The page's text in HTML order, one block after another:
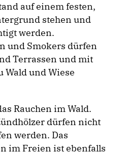
auf einem festen,
stehen und
werden.
und Smokers dürfen
Terrassen und mit
Wald und Wiese
Rauchen im Wald.
dürfen nicht
werden. Das
im Freien ist ebenfalls